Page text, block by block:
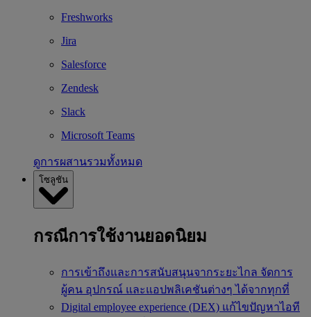
Freshworks
Jira
Salesforce
Zendesk
Slack
Microsoft Teams
ดูการผสานรวมทั้งหมด
โซลูชัน
กรณีการใช้งานยอดนิยม
การเข้าถึงและการสนับสนุนจากระยะไกล จัดการ
ผู้คน อุปกรณ์ และแอปพลิเคชันต่างๆ ได้จากทุกที่
Digital employee experience (DEX) แก้ไขปัญหาไอที